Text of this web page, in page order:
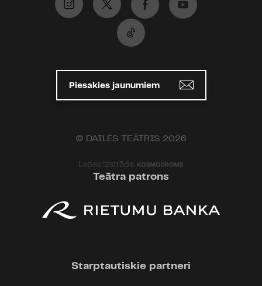
Piesakies jaunumiem
© DAILES TEĀTRIS 2026
Lapas izstrāde:
Teātra patrons
Starptautiskie partneri